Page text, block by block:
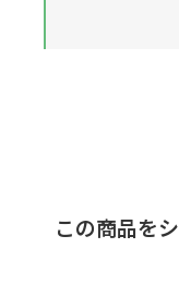
この商品を